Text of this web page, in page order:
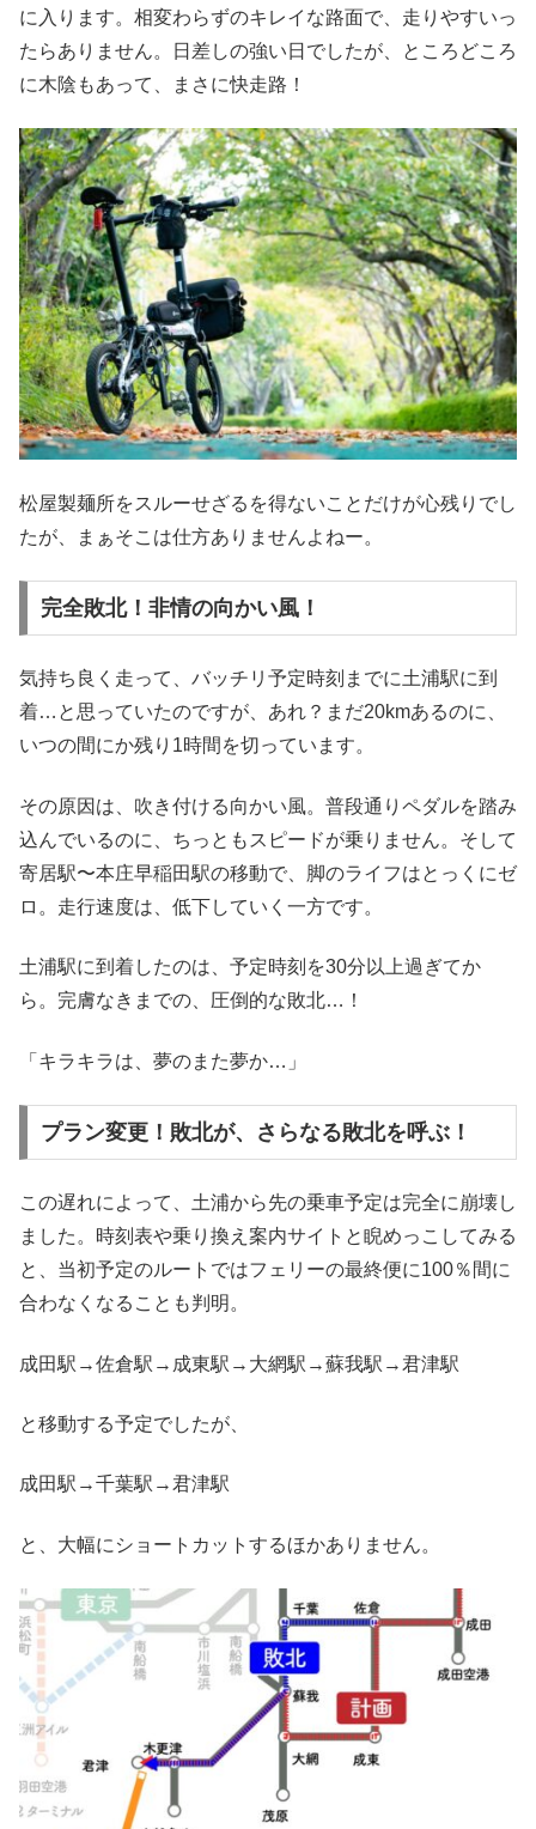
に入ります。相変わらずのキレイな路面で、走りやすいっ
たらありません。日差しの強い日でしたが、ところどころ
に木陰もあって、まさに快走路！
松屋製麺所をスルーせざるを得ないことだけが心残りでし
たが、まぁそこは仕方ありませんよねー。
完全敗北！非情の向かい風！
気持ち良く走って、バッチリ予定時刻までに土浦駅に到
着…と思っていたのですが、あれ？まだ20kmあるのに、
いつの間にか残り1時間を切っています。
その原因は、吹き付ける向かい風。普段通りペダルを踏み
込んでいるのに、ちっともスピードが乗りません。そして
寄居駅〜本庄早稲田駅の移動で、脚のライフはとっくにゼ
ロ。走行速度は、低下していく一方です。
土浦駅に到着したのは、予定時刻を30分以上過ぎてか
ら。完膚なきまでの、圧倒的な敗北…！
「キラキラは、夢のまた夢か…」
プラン変更！敗北が、さらなる敗北を呼ぶ！
この遅れによって、土浦から先の乗車予定は完全に崩壊し
ました。時刻表や乗り換え案内サイトと睨めっこしてみる
と、当初予定のルートではフェリーの最終便に100％間に
合わなくなることも判明。
成田駅→佐倉駅→成東駅→大網駅→蘇我駅→君津駅
と移動する予定でしたが、
成田駅→千葉駅→君津駅
と、大幅にショートカットするほかありません。